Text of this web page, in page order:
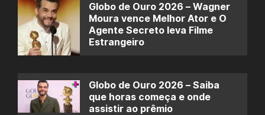
Globo de Ouro 2026 – Wagner
Moura vence Melhor Ator e O
Agente Secreto leva Filme
Estrangeiro
Globo de Ouro 2026 – Saiba
que horas começa e onde
assistir ao prêmio